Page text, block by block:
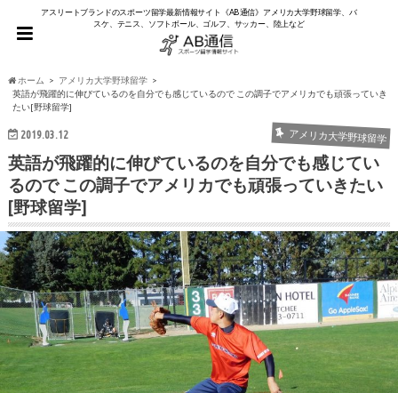
アスリートブランドのスポーツ留学最新情報サイト《AB通信》アメリカ大学野球留学、バ
スケ、テニス、ソフトボール、ゴルフ、サッカー、陸上など
ホーム
アメリカ大学野球留学
英語が飛躍的に伸びているのを自分でも感じているので この調子でアメリカでも頑張っていき
たい[野球留学]
2019.03.12 アメリカ大学野球留学
英語が飛躍的に伸びているのを自分でも感じてい
るので この調子でアメリカでも頑張っていきたい
[野球留学]